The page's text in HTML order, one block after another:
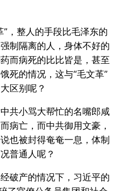
”，整人的手段比毛泽东的
制隔离的人，身体不好的
而病死的比比皆是，甚至
死的情况，这与“毛文革”
区别呢？
共小骂大帮忙的名嘴郎咸
病亡，而中共御用文豪，
也被封得奄奄一息，体制
普通人呢？
破产的情况下，习近平的